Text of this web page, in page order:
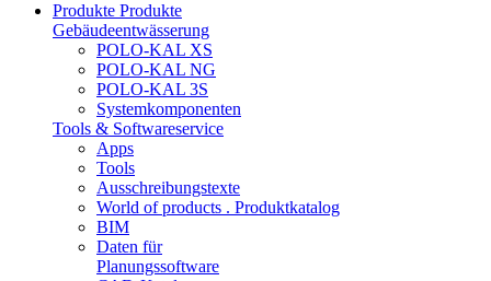
Produkte Produkte
Gebäudeentwässerung
POLO-KAL XS
POLO-KAL NG
POLO-KAL 3S
Systemkomponenten
Tools & Softwareservice
Apps
Tools
Ausschreibungstexte
World of products . Produktkatalog
BIM
Daten für
Planungssoftware